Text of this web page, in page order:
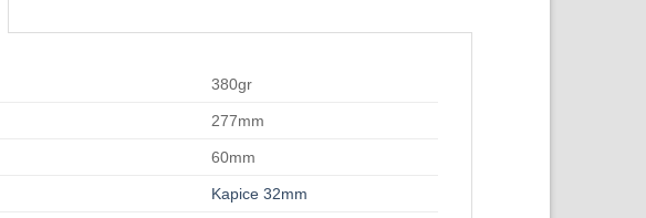
380gr
277mm
60mm
Kapice 32mm